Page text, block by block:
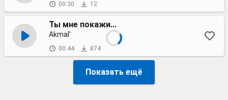
00:30 12
Ты мне покажи...
Akmal'
00:44 874
Показать ещё